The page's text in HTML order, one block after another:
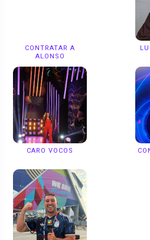
CONTRATAR A
ALONSO
CARO VOCOS